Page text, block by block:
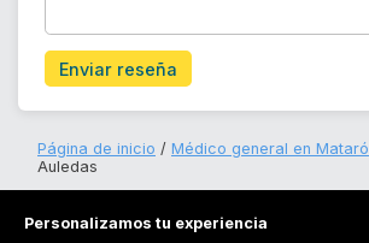
Enviar reseña
Página de inicio Médico general en Mataró
Auledas
Personalizamos tu experiencia